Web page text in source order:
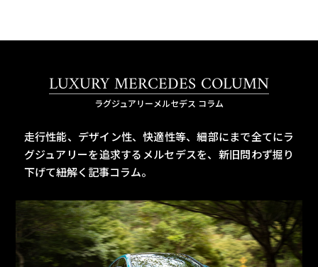
LUXURY MERCEDES COLUMN
ラグジュアリーメルセデス コラム
走行性能、デザイン性、快適性等、細部にまで全てにラ
グジュアリーを追求するメルセデスを、 新旧問わず掘り
下げて紐解く記事コラム。